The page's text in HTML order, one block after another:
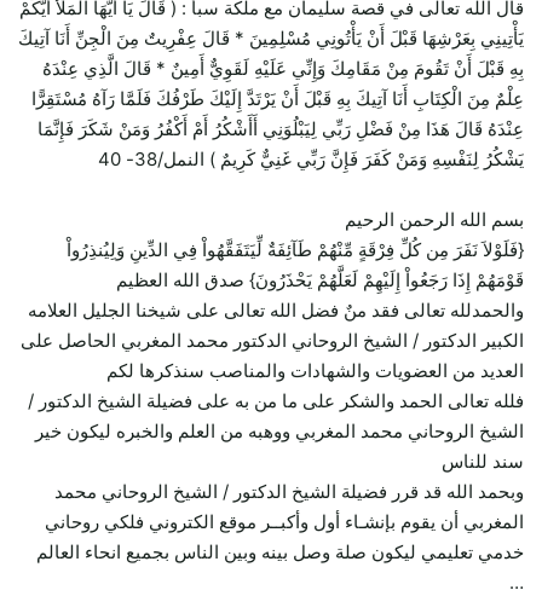
قال الله تعالى في قصة سليمان مع ملكة سبأ : ( قَالَ يَا أَيُّهَا الْمَلَأُ أَيُّكُمْ
يَأْتِينِي بِعَرْشِهَا قَبْلَ أَنْ يَأْتُونِي مُسْلِمِينَ * قَالَ عِفْرِيتٌ مِنَ الْجِنِّ أَنَا آتِيكَ
بِهِ قَبْلَ أَنْ تَقُومَ مِنْ مَقَامِكَ وَإِنِّي عَلَيْهِ لَقَوِيٌّ أَمِينٌ * قَالَ الَّذِي عِنْدَهُ
عِلْمٌ مِنَ الْكِتَابِ أَنَا آتِيكَ بِهِ قَبْلَ أَنْ يَرْتَدَّ إِلَيْكَ طَرْفُكَ فَلَمَّا رَآهُ مُسْتَقِرًّا
عِنْدَهُ قَالَ هَذَا مِنْ فَضْلِ رَبِّي لِيَبْلُوَنِي أَأَشْكُرُ أَمْ أَكْفُرُ وَمَنْ شَكَرَ فَإِنَّمَا
يَشْكُرُ لِنَفْسِهِ وَمَنْ كَفَرَ فَإِنَّ رَبِّي غَنِيٌّ كَرِيمٌ ) النمل/38- 40
بسم الله الرحمن الرحيم
{فَلَوْلاَ نَفَرَ مِن كُلِّ فِرْقَةٍ مِّنْهُمْ طَآئِفَةٌ لِّيَتَفَقَّهُواْ فِي الدِّينِ وَلِيُنذِرُواْ
قَوْمَهُمْ إِذَا رَجَعُواْ إِلَيْهِمْ لَعَلَّهُمْ يَحْذَرُونَ} صدق الله العظيم
والحمدلله تعالى فقد منٌ فضل الله تعالى على شيخنا الجليل العلامه
الكبير الدكتور / الشيخ الروحاني الدكتور محمد المغربي الحاصل على
العديد من العضويات والشهادات والمناصب سنذكرها لكم
فلله تعالى الحمد والشكر على ما من به على فضيلة الشيخ الدكتور /
الشيخ الروحاني محمد المغربي ووهبه من العلم والخبره ليكون خير
سند للناس
وبحمد الله قد قرر فضيلة الشيخ الدكتور / الشيخ الروحاني محمد
المغربي أن يقوم بإنشـاء أول وأكبــر موقع الكتروني فلكي روحاني
خدمي تعليمي ليكون صلة وصل بينه وبين الناس بجميع انحاء العالم
…